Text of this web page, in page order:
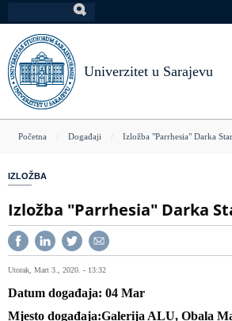
na
glavni
sadržaj
Univerzitet u Sarajevu
You
here
Početna Događaji Izložba "Parrhesia" Darka
IZLOŽBA
Izložba "Parrhesia" Darka
Utorak, Mart 3., 2020. - 13:32
Datum događaja 04 Mar
Mjesto događaja Galerija ALU, Obala